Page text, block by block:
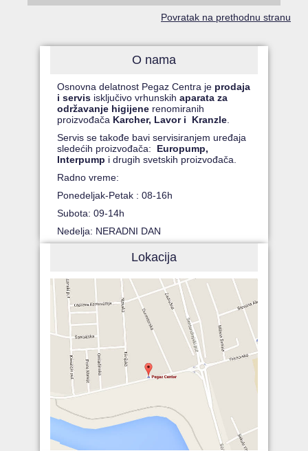
Povratak na prethodnu stranu
O nama
Osnovna delatnost Pegaz Centra je prodaja
i servis isključivo vrhunskihaparata za
održavanje higijene renomiranih
proizvođača Karcher, Lavor i Kranzle.
Servis se takođe bavi servisiranjem uređaja
sledećih proizvođača: Europump,
Interpump i drugih svetskih proizvođača.
Radno vreme:
Ponedeljak-Petak : 08-16h
Subota: 09-14h
Nedelja: NERADNI DAN
Lokacija